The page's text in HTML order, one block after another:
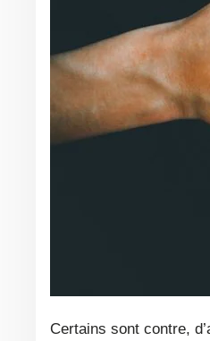
Certains sont contre, d’autres sont pour. Ce qui est sûr c’est que la montre tactile au poignet, c’est l’extension de votre